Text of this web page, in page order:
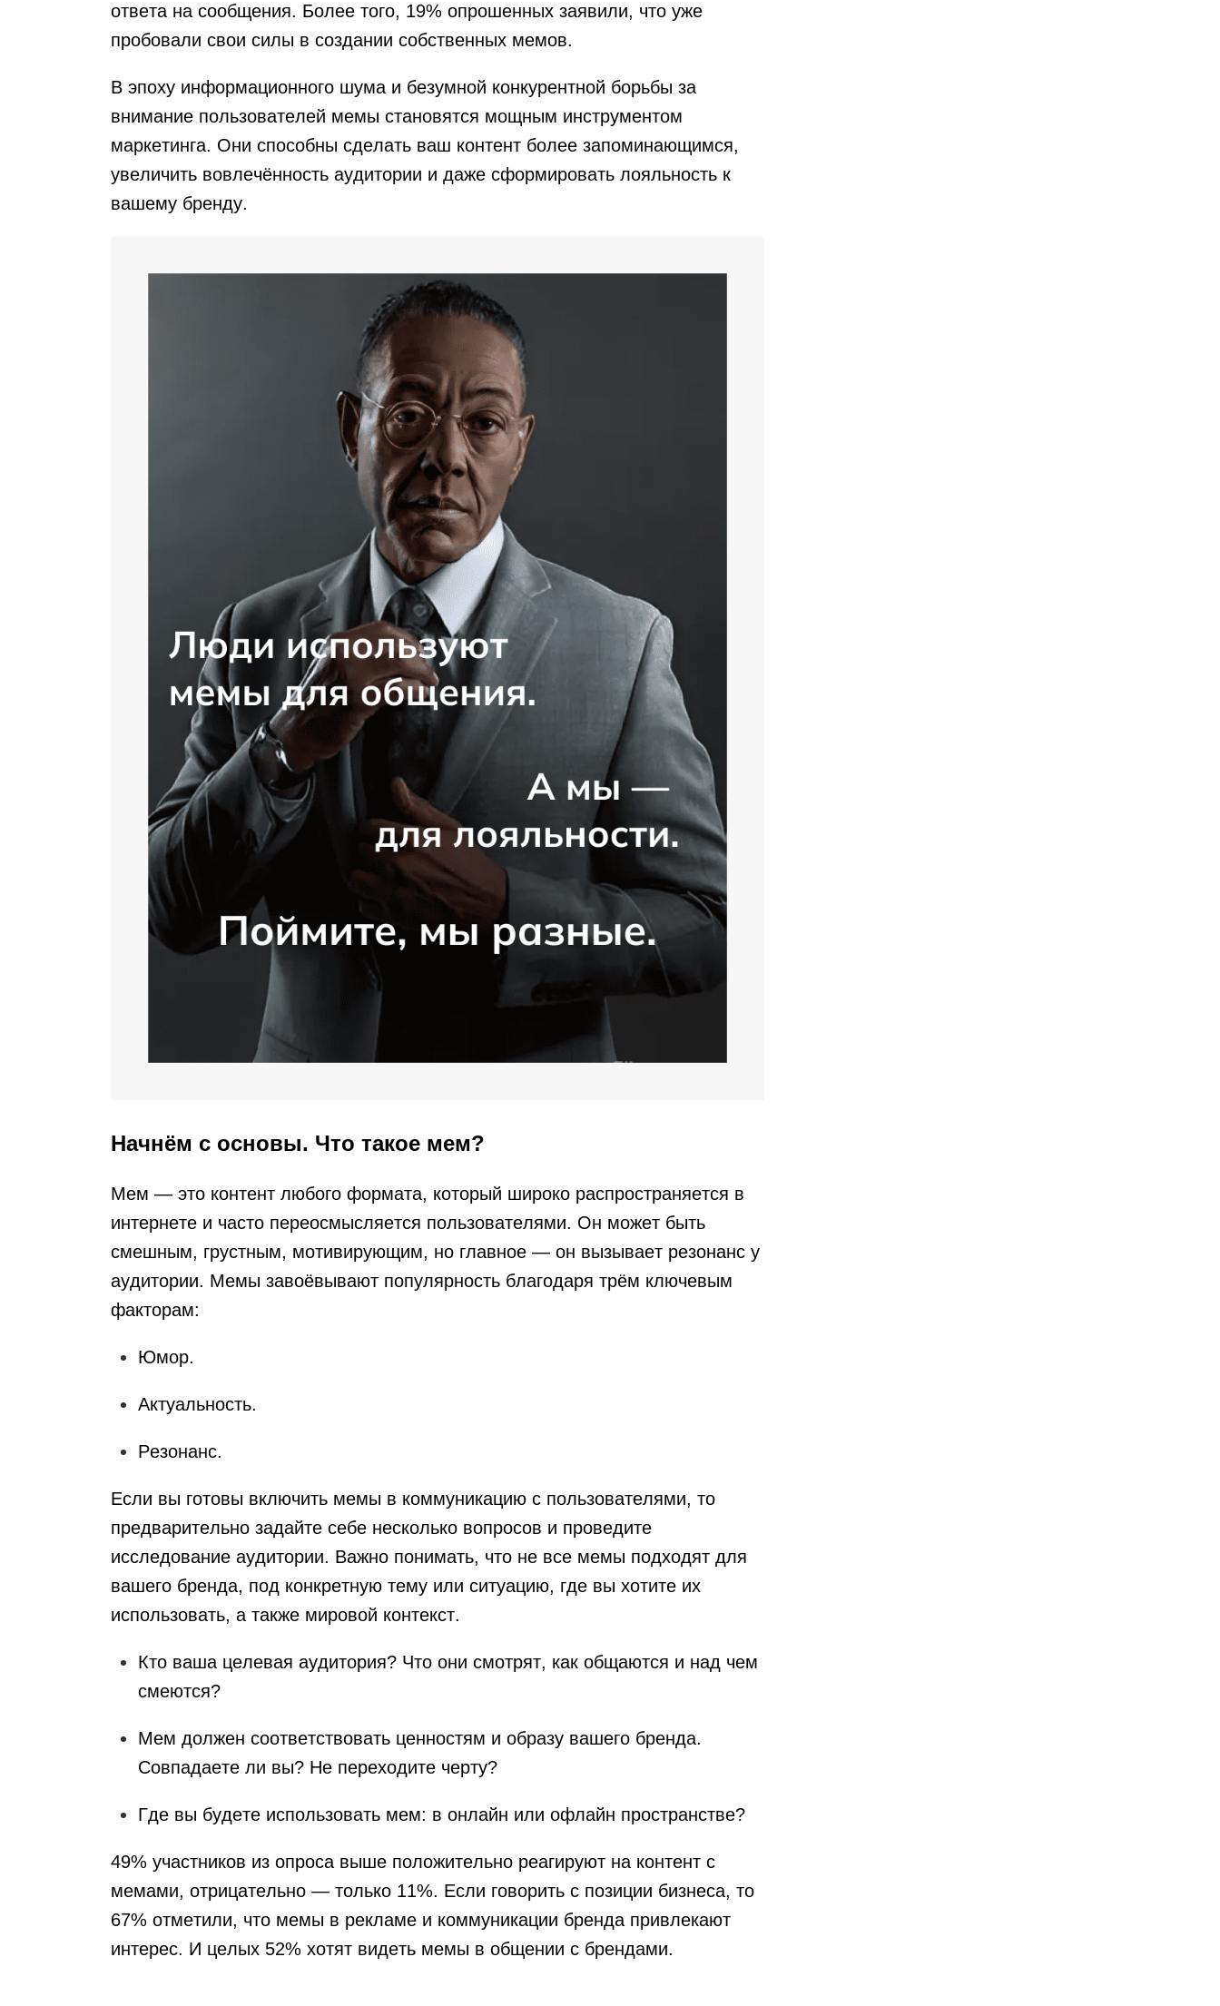
ответа на сообщения. Более того, 19% опрошенных заявили, что уже
пробовали свои силы в создании собственных мемов.
В эпоху информационного шума и безумной конкурентной борьбы за
внимание пользователей мемы становятся мощным инструментом
маркетинга. Они способны сделать ваш контент более запоминающимся,
увеличить вовлечённость аудитории и даже сформировать лояльность к
вашему бренду.
Начнём с основы. Что такое мем?
Мем — это контент любого формата, который широко распространяется в
интернете и часто переосмысляется пользователями. Он может быть
смешным, грустным, мотивирующим, но главное — он вызывает резонанс у
аудитории. Мемы завоёвывают популярность благодаря трём ключевым
факторам:
Юмор.
Актуальность.
Резонанс.
Если вы готовы включить мемы в коммуникацию с пользователями, то
предварительно задайте себе несколько вопросов и проведите
исследование аудитории. Важно понимать, что не все мемы подходят для
вашего бренда, под конкретную тему или ситуацию, где вы хотите их
использовать, а также мировой контекст.
Кто ваша целевая аудитория? Что они смотрят, как общаются и над чем
смеются?
Мем должен соответствовать ценностям и образу вашего бренда.
Совпадаете ли вы? Не переходите черту?
Где вы будете использовать мем: в онлайн или офлайн пространстве?
49% участников из опроса выше положительно реагируют на контент с
мемами, отрицательно — только 11%. Если говорить с позиции бизнеса, то
67% отметили, что мемы в рекламе и коммуникации бренда привлекают
интерес. И целых 52% хотят видеть мемы в общении с брендами.